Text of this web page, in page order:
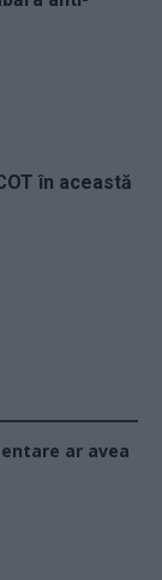
în această
ar avea